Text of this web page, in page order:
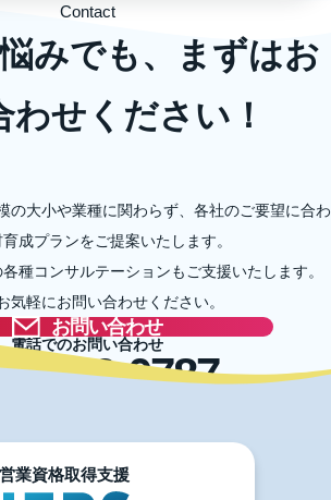
みでも、まずはお
わせください！
Contact
の大小や業種に関わらず、各社のご要望に合わ
成プランをご提案いたします。
種コンサルテーションもご支援いたします。
気軽にお問い合わせください。
お問い合わせ
電話でのお問い合わせ
5996-0787